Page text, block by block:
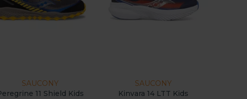
SAUCONY
11 Shield Kids
SAUCONY
Kinvara 14 LTT Kids